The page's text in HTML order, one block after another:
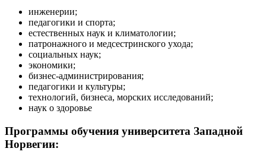
инженерии;
педагогики и спорта;
естественных наук и климатологии;
патронажного и медсестринского ухода;
социальных наук;
экономики;
бизнес-администрирования;
педагогики и культуры;
технологий, бизнеса, морских исследований;
наук о здоровье
Программы обучения университета Западной
Норвегии: